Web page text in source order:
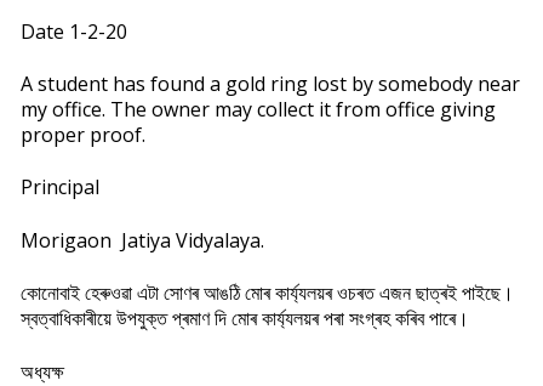
Date 1-2-20
A student has found a gold ring lost by somebody near
my office. The owner may collect it from office giving
proper proof.
Principal
Morigaon Jatiya Vidyalaya.
কোনোবাই হেৰুওৱা এটা সোণৰ আঙঠি মোৰ কাৰ্য্যলয়ৰ ওচৰত এজন ছাত্ৰই পাইছে।
স্বত্বাধিকাৰীয়ে উপযুক্ত প্ৰমাণ দি মোৰ কাৰ্য্যলয়ৰ পৰা সংগ্ৰহ কৰিব পাৰে।
অধ্যক্ষ